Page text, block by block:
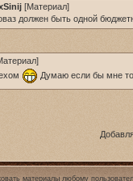
[Материал]
должен быть одной
]
Думаю если бы мне
материалы любому